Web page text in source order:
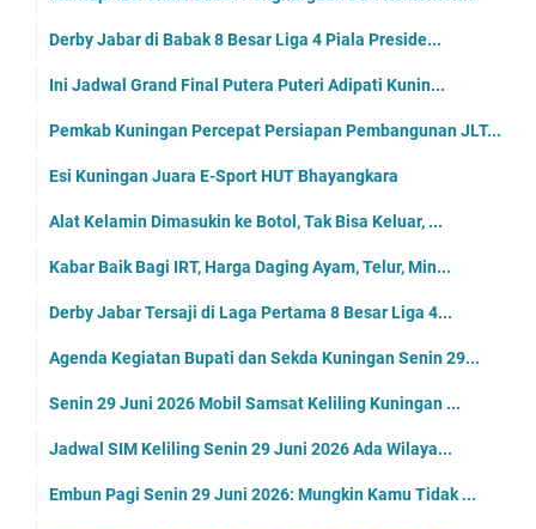
Derby Jabar di Babak 8 Besar Liga 4 Piala Preside...
Ini Jadwal Grand Final Putera Puteri Adipati Kunin...
Pemkab Kuningan Percepat Persiapan Pembangunan JLT...
Esi Kuningan Juara E-Sport HUT Bhayangkara
Alat Kelamin Dimasukin ke Botol, Tak Bisa Keluar, ...
Kabar Baik Bagi IRT, Harga Daging Ayam, Telur, Min...
Derby Jabar Tersaji di Laga Pertama 8 Besar Liga 4...
Agenda Kegiatan Bupati dan Sekda Kuningan Senin 29...
Senin 29 Juni 2026 Mobil Samsat Keliling Kuningan ...
Jadwal SIM Keliling Senin 29 Juni 2026 Ada Wilaya...
Embun Pagi Senin 29 Juni 2026: Mungkin Kamu Tidak ...